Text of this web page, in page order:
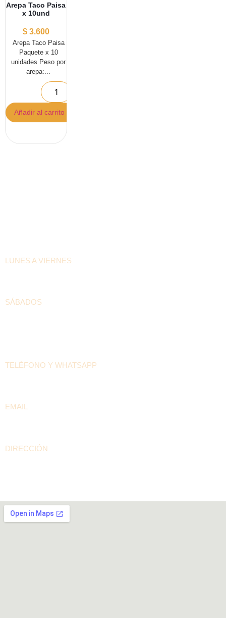
Arepa Taco Paisa
x 10und
$3.600
Arepa Taco Paisa
Paquete x 10
unidades Peso por
arepa:...
Añadir al carrito
LUNES A VIERNES
SÁBADOS
TELÉFONO Y WHATSAPP
EMAIL
DIRECCIÓN